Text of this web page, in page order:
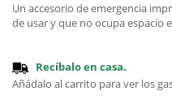
Un accesorio de emergencia
de usar y que no ocupa espacio
Recíbalo en casa.
Añádalo al carrito para ver los